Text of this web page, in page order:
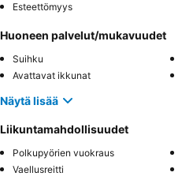
Esteettömyys
Huoneen palvelut/mukavuudet
Suihku
Avattavat ikkunat
Näytä lisää
Liikuntamahdollisuudet
Polkupyörien vuokraus
Vaellusreitti